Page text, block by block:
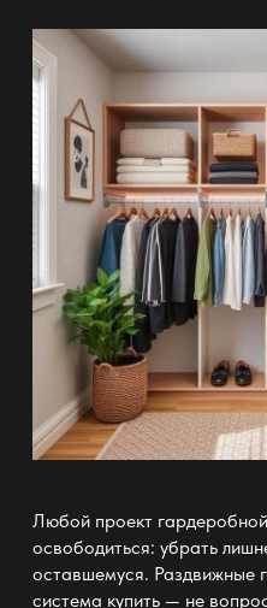
Любой проект гардеробной
освободиться: убрать
оставшемуся. Раздвижные
система купить — не